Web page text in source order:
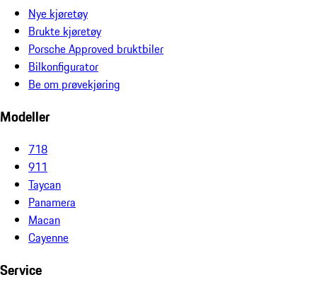
Nye kjøretøy
Brukte kjøretøy
Porsche Approved bruktbiler
Bilkonfigurator
Be om prøvekjøring
Modeller
718
911
Taycan
Panamera
Macan
Cayenne
Service